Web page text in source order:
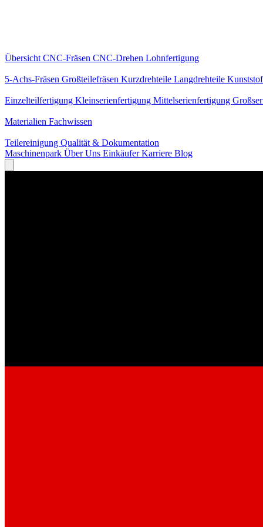
Übersicht CNC-Fräsen CNC-Drehen Lohnfertigung
5-Achs-Fräsen Großteilefräsen Kurzdrehteile Langdrehteile
Einzelteilfertigung Kleinserienfertigung Mittelserienfertigung
Materialien Fachwissen
Teilereinigung Qualität & Dokumentation
Maschinenpark Über Uns EinkäuferKarriere Blog